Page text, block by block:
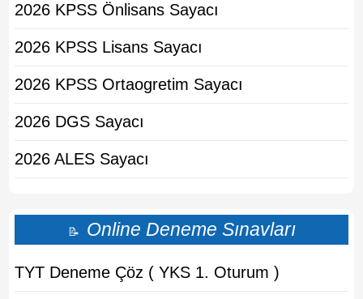
2026 KPSS Önlisans Sayacı
2026 KPSS Lisans Sayacı
2026 KPSS Ortaogretim Sayacı
2026 DGS Sayacı
2026 ALES Sayacı
📝 Online Deneme Sınavları
TYT Deneme Çöz ( YKS 1. Oturum )